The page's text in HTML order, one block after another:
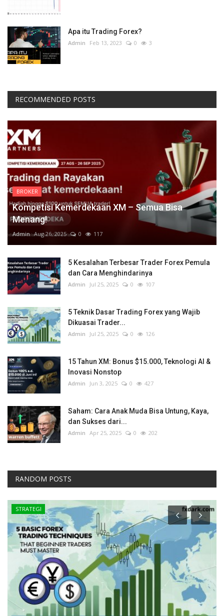
Apa itu Trading Forex?
Admin Feb 13, 2023 0 3
RECOMMENDED POSTS
BROKER
Kompetisi Kemerdekaan XM – Semua Bisa
Menang!
Admin Aug 26, 2025 0 117
5 Kesalahan Terbesar Trader Forex Pemula
dan Cara Menghindarinya
Admin Jul 25, 2025 0 107
5 Teknik Dasar Trading Forex yang Wajib
Dikuasai Trader...
Admin Jul 25, 2025 0 126
15 Tahun XM: Bonus $15.000, Teknologi AI &
Inovasi Nonstop
Admin Jun 3, 2025 0 427
Saham: Cara Anak Muda Bisa Untung, Kaya,
dan Sukses dari...
Admin Apr 25, 2025 0 202
RANDOM POSTS
STRATEGI